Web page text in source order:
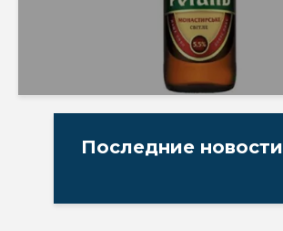
Последние новости